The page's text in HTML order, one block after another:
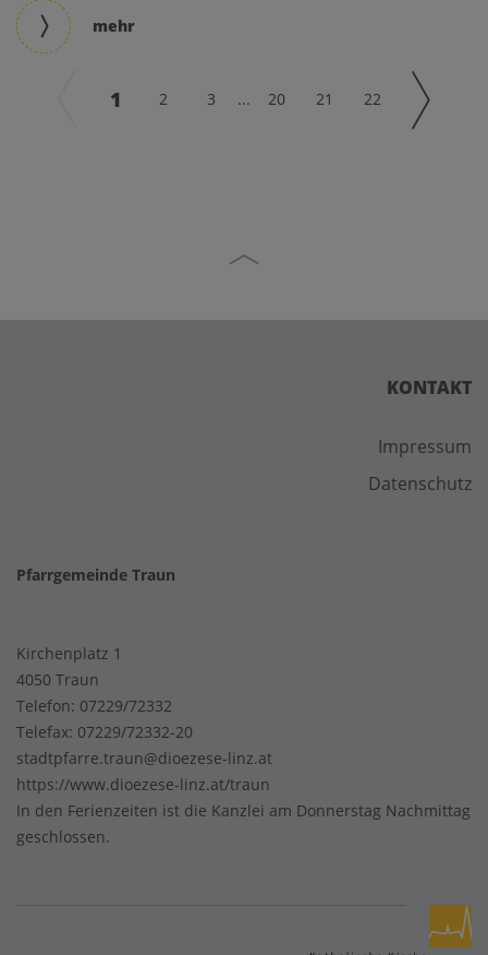
mehr
1 2 3 ... 20 21 22
KONTAKT
Impressum
Datenschutz
Pfarrgemeinde Traun
Kirchenplatz 1
4050 Traun
Telefon: 07229/72332
Telefax: 07229/72332-20
stadtpfarre.traun@dioezese-linz.at
https://www.dioezese-linz.at/traun
In den Ferienzeiten ist die Kanzlei am Donnerstag Nachmittag
geschlossen.